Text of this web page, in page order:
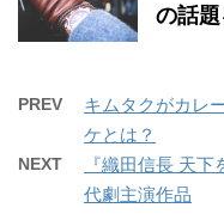
の話
PREV
キムタクがカレ
ケとは？
NEXT
『織田信長 天
代劇主演作品